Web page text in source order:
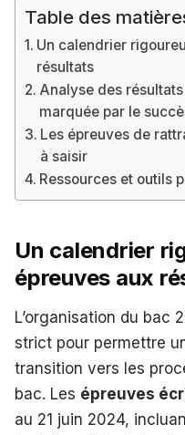
Table des
Un calendrier
résultats
Analyse des
marquée par le
Les épreuves de
à saisir
Ressources et outils
Un calendrier
épreuves aux
L’organisation du bac
strict pour permettre
transition vers les
bac. Les épreuves
au 21 juin 2024,